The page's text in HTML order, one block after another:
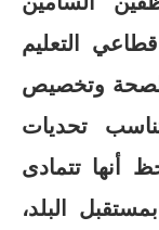
التعليم
وتخصيص
تحديات
أنها تتمادى
البلد،